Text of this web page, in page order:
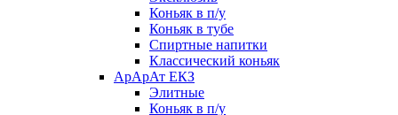
Коньяк в п/у
Коньяк в тубе
Спиртные напитки
Классический коньяк
АрАрАт ЕКЗ
Элитные
Коньяк в п/у